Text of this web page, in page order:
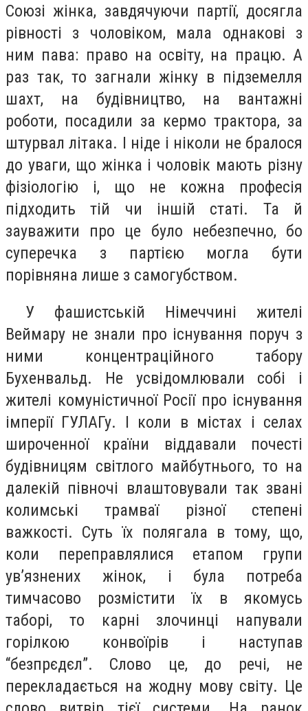
Союзі жінка, завдячуючи партії, досягла
рівності з чоловіком, мала однакові з
ним пава: право на освіту, на працю. А
раз так, то загнали жінку в підземелля
шахт, на будівництво, на вантажні
роботи, посадили за кермо трактора, за
штурвал літака. І ніде і ніколи не бралося
до уваги, що жінка і чоловік мають різну
фізіологію і, що не кожна професія
підходить тій чи іншій статі. Та й
зауважити про це було небезпечно, бо
суперечка з партією могла бути
порівняна лише з самогубством.
У фашистській Німеччині жителі
Веймару не знали про існування поруч з
ними концентраційного табору
Бухенвальд. Не усвідомлювали собі і
жителі комуністичної Росії про існування
імперії ГУЛАГу. І коли в містах і селах
широченної країни віддавали почесті
будівницям світлого майбутнього, то на
далекій півночі влаштовували так звані
колимські трамваї різної степені
важкості. Суть їх полягала в тому, що,
коли переправлялися етапом групи
ув’язнених жінок, і була потреба
тимчасово розмістити їх в якомусь
таборі, то карні злочинці напували
горілкою конвоїрів і наступав
“безпрєдєл”. Слово це, до речі, не
перекладається на жодну мову світу. Це